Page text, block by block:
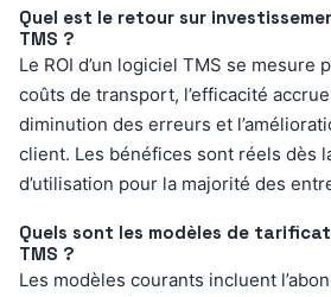
Quel est le retour sur
TMS ?
Le ROI d’un logiciel TMS se mesure
coûts de transport, l’efficacité
diminution des erreurs et
client. Les bénéfices sont réels dès
d’utilisation pour la majorité des
Quels sont les modèles de
TMS ?
Les modèles courants incluent